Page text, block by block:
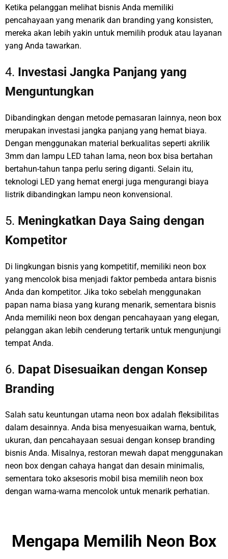
Ketika pelanggan melihat bisnis Anda memiliki
pencahayaan yang menarik dan branding yang konsisten,
mereka akan lebih yakin untuk memilih produk atau layanan
yang Anda tawarkan.
4. Investasi Jangka Panjang yang
Menguntungkan
Dibandingkan dengan metode pemasaran lainnya, neon box
merupakan investasi jangka panjang yang hemat biaya.
Dengan menggunakan material berkualitas seperti akrilik
3mm dan lampu LED tahan lama, neon box bisa bertahan
bertahun-tahun tanpa perlu sering diganti. Selain itu,
teknologi LED yang hemat energi juga mengurangi biaya
listrik dibandingkan lampu neon konvensional.
5. Meningkatkan Daya Saing dengan
Kompetitor
Di lingkungan bisnis yang kompetitif, memiliki neon box
yang mencolok bisa menjadi faktor pembeda antara bisnis
Anda dan kompetitor. Jika toko sebelah menggunakan
papan nama biasa yang kurang menarik, sementara bisnis
Anda memiliki neon box dengan pencahayaan yang elegan,
pelanggan akan lebih cenderung tertarik untuk mengunjungi
tempat Anda.
6. Dapat Disesuaikan dengan Konsep
Branding
Salah satu keuntungan utama neon box adalah fleksibilitas
dalam desainnya. Anda bisa menyesuaikan warna, bentuk,
ukuran, dan pencahayaan sesuai dengan konsep branding
bisnis Anda. Misalnya, restoran mewah dapat menggunakan
neon box dengan cahaya hangat dan desain minimalis,
sementara toko aksesoris mobil bisa memilih neon box
dengan warna-warna mencolok untuk menarik perhatian.
Mengapa Memilih Neon Box